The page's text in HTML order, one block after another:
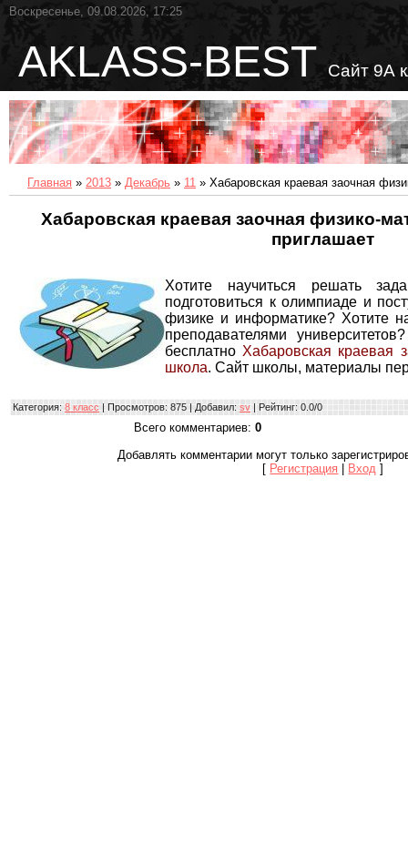
Воскресенье, 09.08.2026, 17:25
AKLASS-BEST Сайт 9А
Главная » 2013 » Декабрь » 11 » Хабаровская краевая заочная
Хабаровская краевая заочная физико-
приглашает
Хотите научиться решать
подготовиться к олимпиаде и
физике и информатике? Хотите
преподавателями
бесплатно Хабаровская краевая
школа. Сайт школы, материалы
Категория: 8 класс | Просмотров: 875 | Добавил: sv | Рейтинг: 0.0/0
Всего комментариев: 0
Добавлять комментарии могут только
[ Регистрация Вход ]